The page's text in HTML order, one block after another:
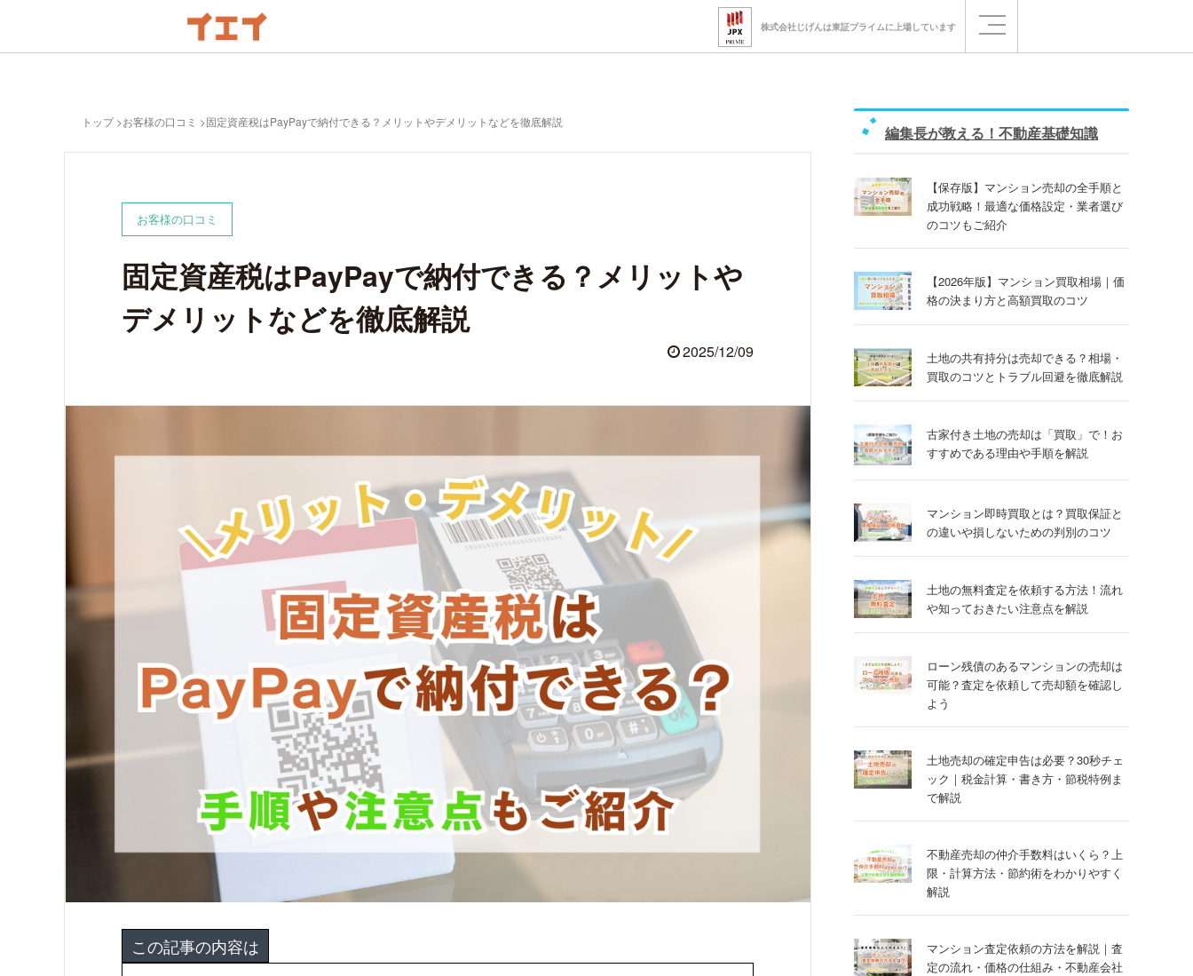
株式会社じげんは東証プライムに 上場しています
トップ お客様の口コミ 固定資産税はPayPayで納付できる？メリットやデメリットなどを徹底解説
お客様の口コミ
固定資産税はPayPayで納付できる？メリットや
デメリットなどを徹底解説
2025/12/09
この記事の内容は
編集長が教える！不動産基礎知識
【保存版】マンション売却の全手順と
成功戦略！最適な価格設定・業者選び
のコツもご紹介
【2026年版】マンション買取相場｜価
格の決まり方と高額買取のコツ
土地の共有持分は売却できる？相場・
買取のコツとトラブル回避を徹底解説
古家付き土地の売却は「買取」で！お
すすめである理由や手順を解説
マンション即時買取とは？買取保証と
の違いや損しないための判別のコツ
土地の無料査定を依頼する方法！流れ
や知っておきたい注意点を解説
ローン残債のあるマンションの売却は
可能？査定を依頼して売却額を確認し
よう
土地売却の確定申告は必要？30秒チェ
ック｜税金計算・書き方・節税特例ま
で解説
不動産売却の仲介手数料はいくら？上
限・計算方法・節約術をわかりやすく
解説
マンション査定依頼の方法を解説｜査
定の流れ・価格の仕組み・不動産会社